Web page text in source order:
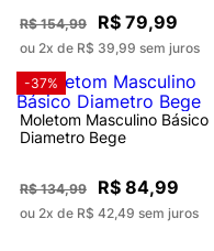
R$ 154,99 R$ 79,99
ou 2x de R$ 39,99 sem juros
-37%
Moletom Masculino Básico
Diametro Bege
R$ 134,99 R$ 84,99
ou 2x de R$ 42,49 sem juros